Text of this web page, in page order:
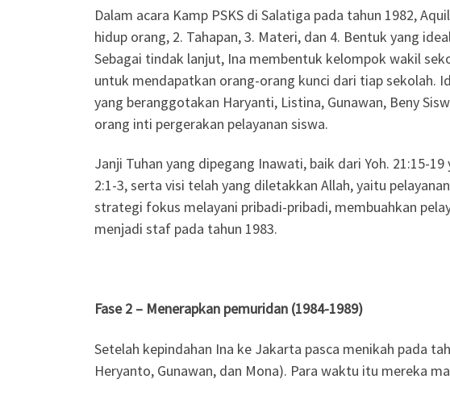
Dalam acara Kamp PSKS di Salatiga pada tahun 1982,
hidup orang, 2. Tahapan, 3. Materi, dan 4. Bentuk yang
Sebagai tindak lanjut, Ina membentuk kelompok wakil
untuk mendapatkan orang-orang kunci dari tiap sekolah.
yang beranggotakan Haryanti, Listina, Gunawan, Beny
orang inti pergerakan pelayanan siswa.
Janji Tuhan yang dipegang Inawati, baik dari Yoh. 21:15-
2:1-3, serta visi telah yang diletakkan Allah, yaitu
strategi fokus melayani pribadi-pribadi, membuahkan
menjadi staf pada tahun 1983.
Fase 2 – Menerapkan pemuridan (1984-1989)
Setelah kepindahan Ina ke Jakarta pasca menikah pada
Heryanto, Gunawan, dan Mona). Para waktu itu mereka